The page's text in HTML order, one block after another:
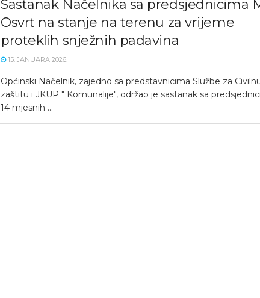
Sastanak Načelnika sa predsjednicima
Osvrt na stanje na terenu za vrijeme
proteklih snježnih padavina
15. JANUARA 2026.
Općinski Načelnik, zajedno sa predstavnicima Službe za
zaštitu i JKUP " Komunalije", održao je sastanak sa
14 mjesnih ...